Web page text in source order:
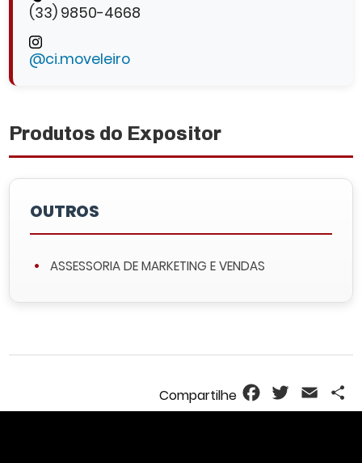
(33) 9850-4668
@ci.moveleiro
Produtos do Expositor
OUTROS
ASSESSORIA DE MARKETING E VENDAS
FacebookTwitterEmail